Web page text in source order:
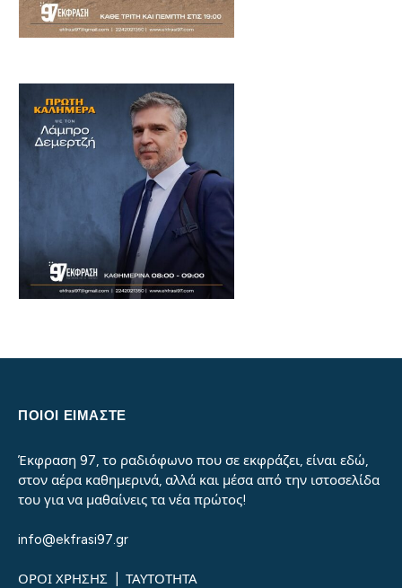
ΠΟΙΟΙ ΕΙΜΑΣΤΕ
Έκφραση 97, το ραδιόφωνο που σε εκφράζει, είναι εδώ,
στον αέρα καθημερινά, αλλά και μέσα από την ιστοσελίδα
του για να μαθαίνεις τα νέα πρώτος!
info@ekfrasi97.gr
ΟΡΟΙ ΧΡΗΣΗΣ ΤΑΥΤΟΤΗΤΑ